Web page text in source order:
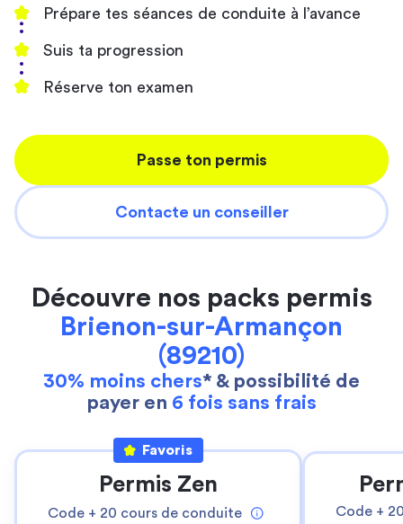
Prépare tes séances de conduite à l’avance
Suis ta progression
Réserve ton examen
Passe ton permis
Contacte un conseiller
Découvre nos packs permis
Brienon-sur-Armançon
(89210)
30% moins chers* & possibilité de
payer en 6 fois sans frais
Favoris
Permis Zen
Code + 20 cours de conduite
Code +